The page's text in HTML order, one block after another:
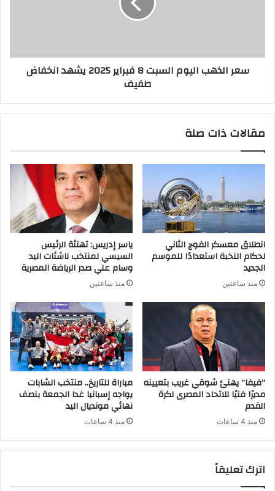
سعر الذهب اليوم السبت 8 فبراير 2025 يشهد انخفاض
طفيف
مقالات ذات صلة
انطلاق معسكر الفوج الثاني
لحكام النخبة استعدادًا للموسم
الجديد
منذ ساعتين
ياسر إدريس: تهنئة الرئيس
السيسي لمنتخب ناشئات اليد
وسام علي صدر الرياضة المصرية
منذ ساعتين
“فيفا” يهنئ شوقي غريب بتعيينه
مديرًا فنيًا للاتحاد المصرى لكرة
القدم
منذ 4 ساعات
مباراة للتاريخ.. منتخب الشابات
يواجه إسبانيا غدا الجمعة بنصف
نهائي مونديال اليد
منذ 4 ساعات
اترك تعليقاً